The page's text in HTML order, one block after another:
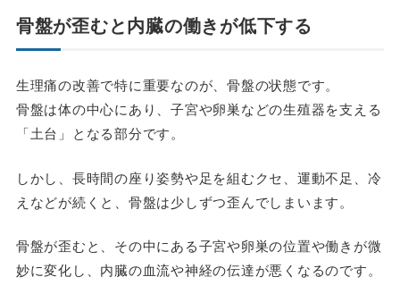
骨盤が歪むと内臓の働きが低下する
生理痛の改善で特に重要なのが、骨盤の状態です。
骨盤は体の中心にあり、子宮や卵巣などの生殖器を支える
「土台」となる部分です。
しかし、長時間の座り姿勢や足を組むクセ、運動不足、冷
えなどが続くと、骨盤は少しずつ歪んでしまいます。
骨盤が歪むと、その中にある子宮や卵巣の位置や働きが微
妙に変化し、 内臓の血流や神経の伝達が悪くなるのです。